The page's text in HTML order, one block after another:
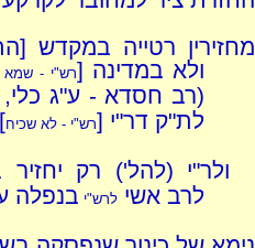
מחזירין רטייה במקדש
ולא במדינה [רש"י - שמא
(רב חסדא - ע"ג כלי,
לת"ק דר"י [רש"י - לא שכיח
ולר"י (להל') רק
לרב אשילרש"י בנפלה